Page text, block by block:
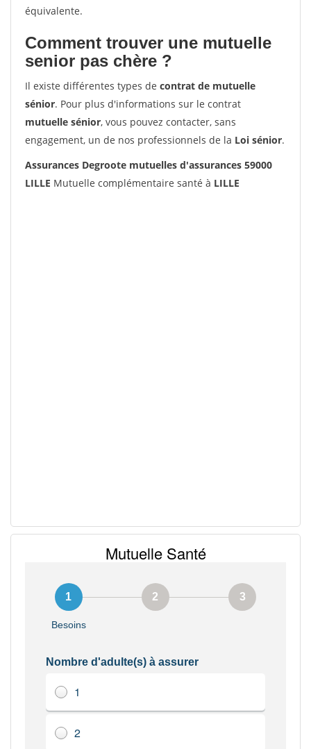
équivalente.
Comment trouver une mutuelle
senior pas chère ?
Il existe différentes types de contrat de mutuelle
sénior. Pour plus d'informations sur le contrat
mutuelle sénior, vous pouvez contacter, sans
engagement, un de nos professionnels de la Loi sénior.
Assurances Degroote mutuelles d'assurances 59000
LILLE Mutuelle complémentaire santé à LILLE